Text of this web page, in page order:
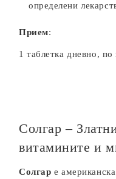
определени
Прием:
1 таблетка дневно,
Солгар –
витамините и
Солгар е